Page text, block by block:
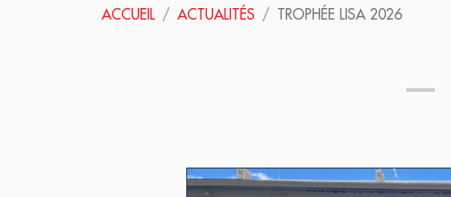
ACCUEIL ACTUALITÉS TROPHÉE LISA 2026